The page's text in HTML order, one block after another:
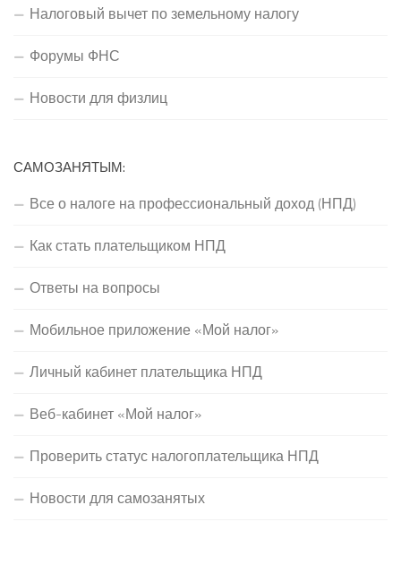
Налоговый вычет по земельному налогу
Форумы ФНС
Новости для физлиц
САМОЗАНЯТЫМ:
Все о налоге на профессиональный доход (НПД)
Как стать плательщиком НПД
Ответы на вопросы
Мобильное приложение «Мой налог»
Личный кабинет плательщика НПД
Веб-кабинет «Мой налог»
Проверить статус налогоплательщика НПД
Новости для самозанятых